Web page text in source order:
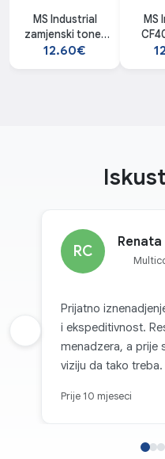
MS Industrial
zamjenski toner
za HP CF400X MS
12.60€
MS
RC
Prijatno
i ekspeditivnost.
menadzera, a prije
viziju da tako
Prije 10 mjeseci
Prethodna recenzija